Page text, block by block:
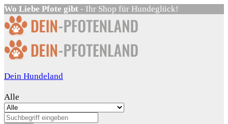
Wo Liebe Pfote gibt - Ihr Shop für Hundeglück!
Dein Hundeland
Alle